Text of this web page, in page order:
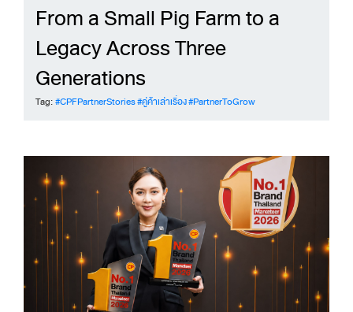
From a Small Pig Farm to a
Legacy Across Three
Generations
Tag:#CPFPartnerStories#คู่ค้าเล่าเรื่อง#PartnerToGrow